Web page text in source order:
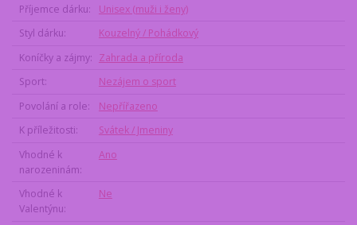
Příjemce dárku
Unisex (muži i ženy)
Styl dárku
Kouzelný / Pohádkový
Koníčky a zájmy
Zahrada a příroda
Sport
Nezájem o sport
Povolání a role
Nepřířazeno
K příležitosti
Svátek / Jmeniny
Vhodné k
narozeninám
Ano
Vhodné k
Valentýnu
Ne